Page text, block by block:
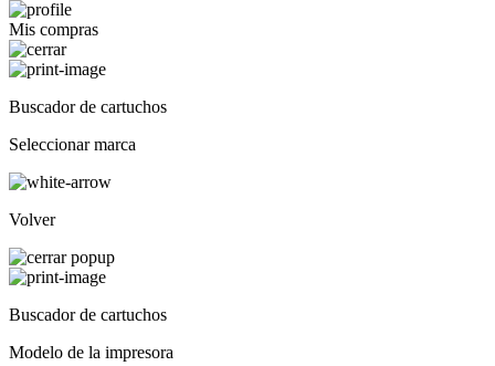
Mis compras
Buscador de cartuchos
Seleccionar marca
Volver
Buscador de cartuchos
Modelo de la impresora